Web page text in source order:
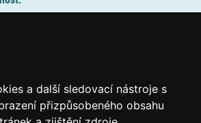
a další sledovací nástroje s
přizpůsobeného obsahu